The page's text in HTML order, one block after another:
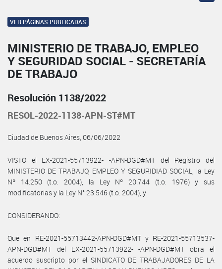
VER PÁGINAS PUBLICADAS
MINISTERIO DE TRABAJO, EMPLEO
Y SEGURIDAD SOCIAL - SECRETARÍA
DE TRABAJO
Resolución 1138/2022
RESOL-2022-1138-APN-ST#MT
Ciudad de Buenos Aires, 06/06/2022
VISTO el EX-2021-55713922- -APN-DGD#MT del Registro del
MINISTERIO DE TRABAJO, EMPLEO Y SEGURIDIAD SOCIAL, la Ley
Nº 14.250 (t.o. 2004), la Ley Nº 20.744 (t.o. 1976) y sus
modificatorias y la Ley N° 23.546 (t.o. 2004), y
CONSIDERANDO:
Que en RE-2021-55713442-APN-DGD#MT y RE-2021-55713537-
APN-DGD#MT del EX-2021-55713922- -APN-DGD#MT obra el
acuerdo suscripto por el SINDICATO DE TRABAJADORES DE LA